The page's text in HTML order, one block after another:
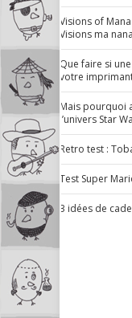
Visions of
Visions ma
Que faire si
votre
Mais pourquoi
l’univers Star
Retro test :
Test Super
3 idées de